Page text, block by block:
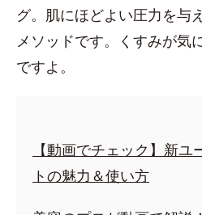
グ。肌にほどよい圧力を与
メソッドです。くすみが気
ですよ。
【動画でチェック】 新ユ
トの魅力＆使い方